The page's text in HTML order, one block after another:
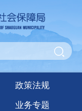
政策法规
业务专题